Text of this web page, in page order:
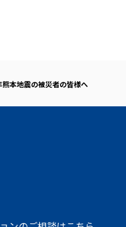
本地震の被災者の皆様へ